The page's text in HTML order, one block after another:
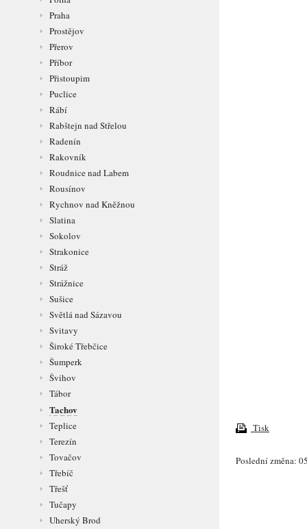
Praha
Prostějov
Přerov
Příbor
Přistoupim
Puclice
Rábí
Rabštejn nad Střelou
Radenín
Rakovník
Roudnice nad Labem
Rousínov
Rychnov nad Kněžnou
Slatina
Sokolov
Strakonice
Stráž
Strážnice
Sušice
Světlá nad Sázavou
Svitavy
Široké Třebčice
Šumperk
Švihov
Tábor
Tachov
Teplice
Terezín
Tovačov
Třebíč
Třešť
Tučapy
Uherský Brod
Tisk
Poslední změna: